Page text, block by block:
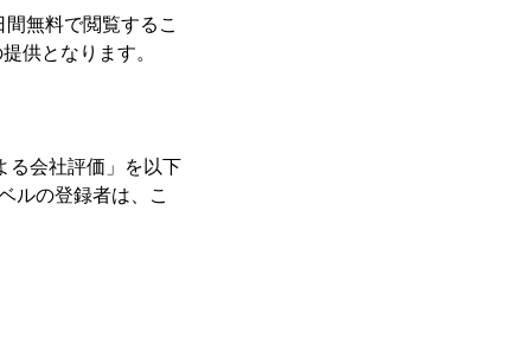
無料で閲覧するこ
供となります。
る会社評価」を以下
ルの登録者は、こ